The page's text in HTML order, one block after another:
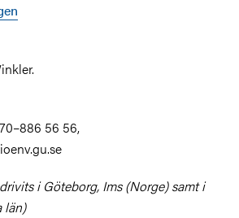
56 56,
i Göteborg, Ims (Norge) samt i
län)